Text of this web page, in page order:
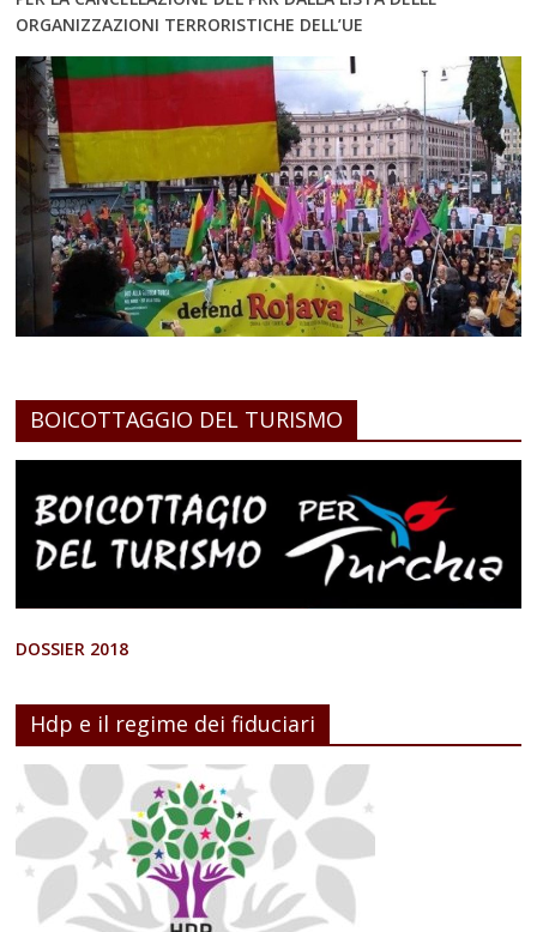
ORGANIZZAZIONI TERRORISTICHE DELL’UE
BOICOTTAGGIO DEL TURISMO
DOSSIER 2018
Hdp e il regime dei fiduciari